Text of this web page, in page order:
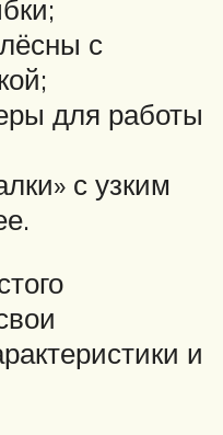
с
для работы
с узким
и